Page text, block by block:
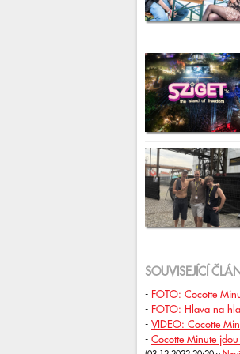
SOUVISEJÍCÍ
- FOTO: Cocotte
- FOTO: Hlava na
- VIDEO: Cocotte
- Cocotte Minute